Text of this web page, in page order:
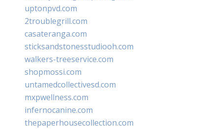
uptonpvd.com
2troublegrill.com
casateranga.com
sticksandstonesstudiooh.com
walkers-treeservice.com
shopmossi.com
untamedcollectivesd.com
mxpwellness.com
infernocanine.com
thepaperhousecollection.com